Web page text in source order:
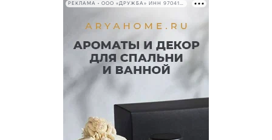
РЕКЛАМА • ООО «ДРУЖБА» ИНН 9704146411